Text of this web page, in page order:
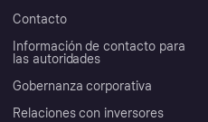
Contacto
Información de contacto para
las autoridades
Gobernanza corporativa
Relaciones con inversores